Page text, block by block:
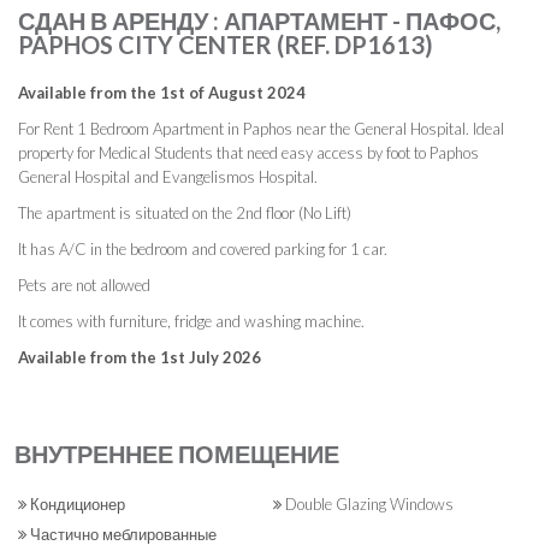
СДАН В АРЕНДУ : АПАРТАМЕНТ - ПАФОС,
PAPHOS CITY CENTER (REF. DP1613)
Available from the 1st of August 2024
For Rent 1 Bedroom Apartment in Paphos near the General Hospital. Ideal
property for Medical Students that need easy access by foot to Paphos
General Hospital and Evangelismos Hospital.
The apartment is situated on the 2nd floor (No Lift)
It has A/C in the bedroom and covered parking for 1 car.
Pets are not allowed
It comes with furniture, fridge and washing machine.
Available from the 1st July 2026
ВНУТРЕННЕЕ ПОМЕЩЕНИЕ
Кондиционер
Double Glazing Windows
Частично меблированные